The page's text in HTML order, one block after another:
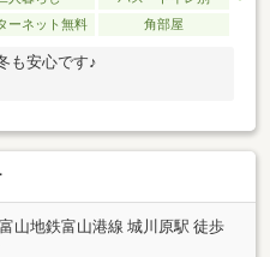
ーネット無料 角部屋
も安心です♪
富山地鉄富山港線 城川原駅 徒歩